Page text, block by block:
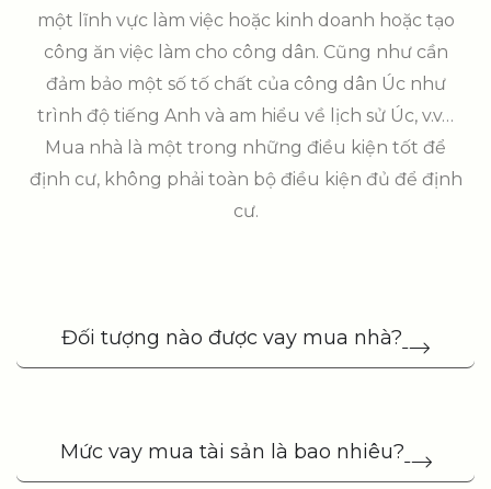
một lĩnh vực làm việc hoặc kinh doanh hoặc tạo
công ăn việc làm cho công dân. Cũng như cần
đảm bảo một số tố chất của công dân Úc như
trình độ tiếng Anh và am hiểu về lịch sử Úc, v.v…
Mua nhà là một trong những điều kiện tốt để
định cư, không phải toàn bộ điều kiện đủ để định
cư.
Đối tượng nào được vay mua nhà?
Mức vay mua tài sản là bao nhiêu?